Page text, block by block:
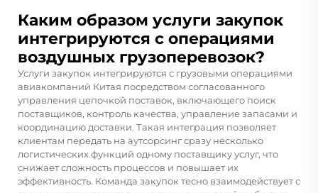
Каким образом услуги закупок
интегрируются с операциями
воздушных грузоперевозок?
Услуги закупок интегрируются с грузовыми операциями
авиакомпаний Китая посредством согласованного
управления цепочкой поставок, включающего поиск
поставщиков, контроль качества, управление запасами и
координацию доставки. Такая интеграция позволяет
клиентам передать на аутсорсинг сразу несколько
логистических функций одному поставщику услуг, что
снижает сложность процессов и повышает их
эффективность. Команда закупок тесно взаимодействует с